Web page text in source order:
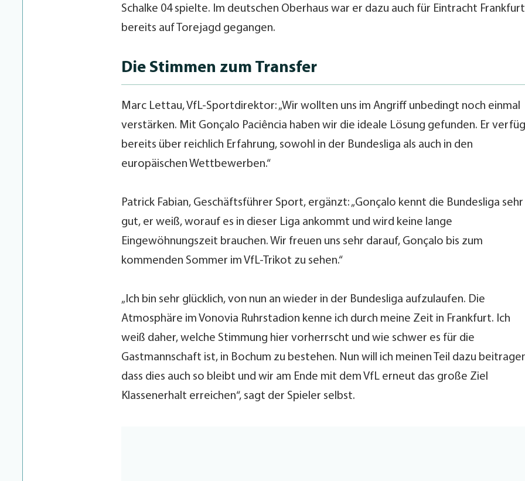
Schalke 04 spielte. Im deutschen Oberhaus war er dazu auch für Eintracht Frankfurt
bereits auf Torejagd gegangen.
Die Stimmen zum Transfer
Marc Lettau, VfL-Sportdirektor: „Wir wollten uns im Angriff unbedingt noch einmal
verstärken. Mit Gonçalo Paciência haben wir die ideale Lösung gefunden. Er
bereits über reichlich Erfahrung, sowohl in der Bundesliga als auch in den
europäischen Wettbewerben.“
Patrick Fabian, Geschäftsführer Sport, ergänzt: „Gonçalo kennt die Bundesliga sehr
gut, er weiß, worauf es in dieser Liga ankommt und wird keine lange
Eingewöhnungszeit brauchen. Wir freuen uns sehr darauf, Gonçalo bis zum
kommenden Sommer im VfL-Trikot zu sehen.“
„Ich bin sehr glücklich, von nun an wieder in der Bundesliga aufzulaufen. Die
Atmosphäre im Vonovia Ruhrstadion kenne ich durch meine Zeit in Frankfurt. Ich
weiß daher, welche Stimmung hier vorherrscht und wie schwer es für die
Gastmannschaft ist, in Bochum zu bestehen. Nun will ich meinen Teil dazu
dass dies auch so bleibt und wir am Ende mit dem VfL erneut das große Ziel
Klassenerhalt erreichen“, sagt der Spieler selbst.